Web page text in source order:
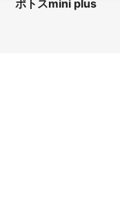
ポトスmini plus